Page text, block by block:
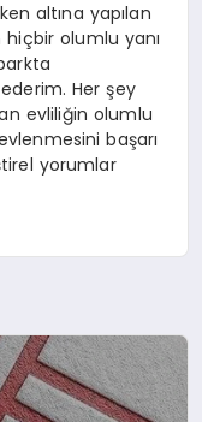
altına yapılan
hiçbir olumlu yanı
Her şey
evliliğin olumlu
başarı
yorumlar